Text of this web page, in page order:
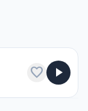
favorite play_arrow